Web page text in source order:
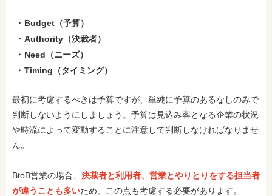
Budget（予算）
Authority（決裁者）
Need（ニーズ）
Timing（タイミング）
最初に考慮するべきは予算ですが、単純に予算のあるなしのみで
判断しないようにしましょう。予算は見込み客となる企業の状況
や時流によって変動することに注意して判断しなければなりませ
ん。
BtoB営業の場合、 決裁者と利用者、営業とやりとりをする担当者
が違うことも多いため、この点も考慮する必要があります。